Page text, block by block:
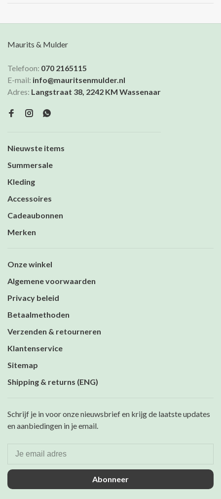
Maurits & Mulder
Telefoon: 070 2165115
E-mail: info@mauritsenmulder.nl
Adres: Langstraat 38, 2242 KM Wassenaar
Nieuwste items
Summersale
Kleding
Accessoires
Cadeaubonnen
Merken
Onze winkel
Algemene voorwaarden
Privacy beleid
Betaalmethoden
Verzenden & retourneren
Klantenservice
Sitemap
Shipping & returns (ENG)
Schrijf je in voor onze nieuwsbrief en krijg de laatste updates
en aanbiedingen in je email.
Abonneer